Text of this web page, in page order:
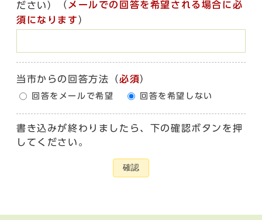
ださい）
（ メールでの回答を希望される場合に必
須になります ）
当市からの回答方法 （必須）
回答をメールで希望 回答を希望しない
書き込みが終わりましたら、下の確認ボタンを押
してください。
確認